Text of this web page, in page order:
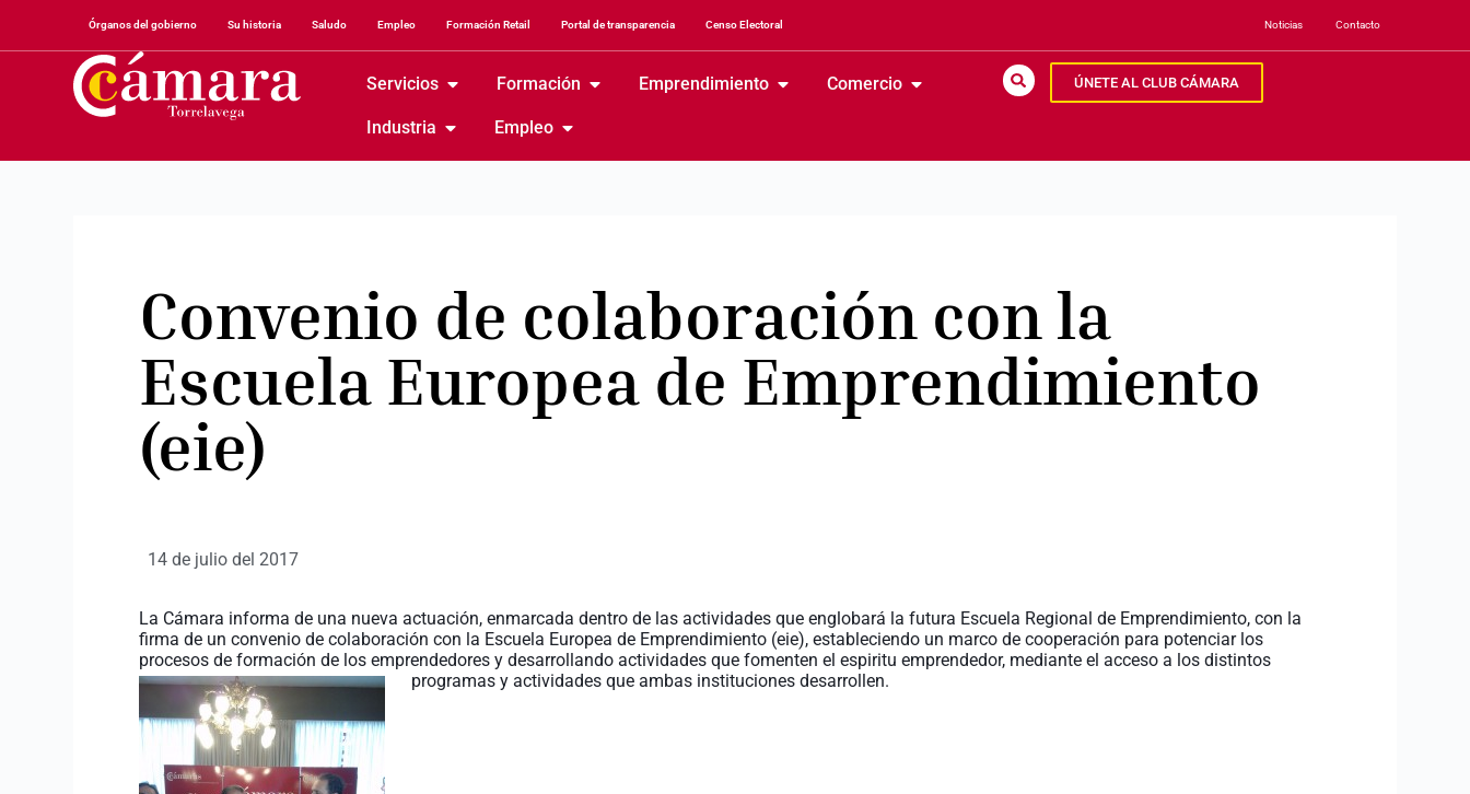
Órganos del gobierno Su historia Saludo Empleo Formación Retail Portal de transparencia Censo Electoral Noticias Contacto
Servicios Formación Emprendimiento Comercio
Industria Empleo
ÚNETE AL CLUB CÁMARA
Convenio de colaboración con la
Escuela Europea de Emprendimiento
(eie)
14 de julio del 2017
La Cámara informa de una nueva actuación, enmarcada dentro de las actividades que englobará la futura Escuela Regional de Emprendimiento, con la
firma de un convenio de colaboración con la Escuela Europea de Emprendimiento (eie), estableciendo un marco de cooperación para potenciar los
procesos de formación de los emprendedores y desarrollando actividades que fomenten el espiritu emprendedor, mediante el acceso a los distintos
programas y actividades que ambas instituciones desarrollen.